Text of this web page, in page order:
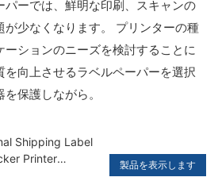
パーでは、鮮明な印刷、スキャンの
が少なくなります。 プリンターの種
ションのニーズを検討することに
を向上させるラベルペーパーを選択
保護しながら。
Shipping Label
Printer
製品を表示します